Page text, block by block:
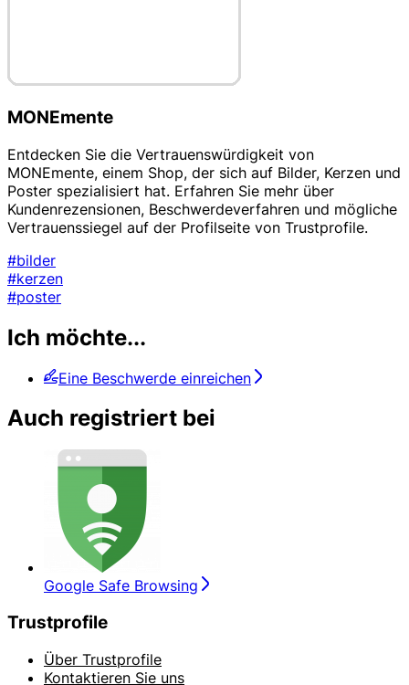
MONEmente
Entdecken Sie die Vertrauenswürdigkeit von
MONEmente, einem Shop, der sich auf Bilder, Kerzen und
Poster spezialisiert hat. Erfahren Sie mehr über
Kundenrezensionen, Beschwerdeverfahren und mögliche
Vertrauenssiegel auf der Profilseite von Trustprofile.
#bilder
#kerzen
#poster
Ich möchte...
Eine Beschwerde einreichen
Auch registriert bei
Google Safe Browsing
Trustprofile
Über Trustprofile
Kontaktieren Sie uns